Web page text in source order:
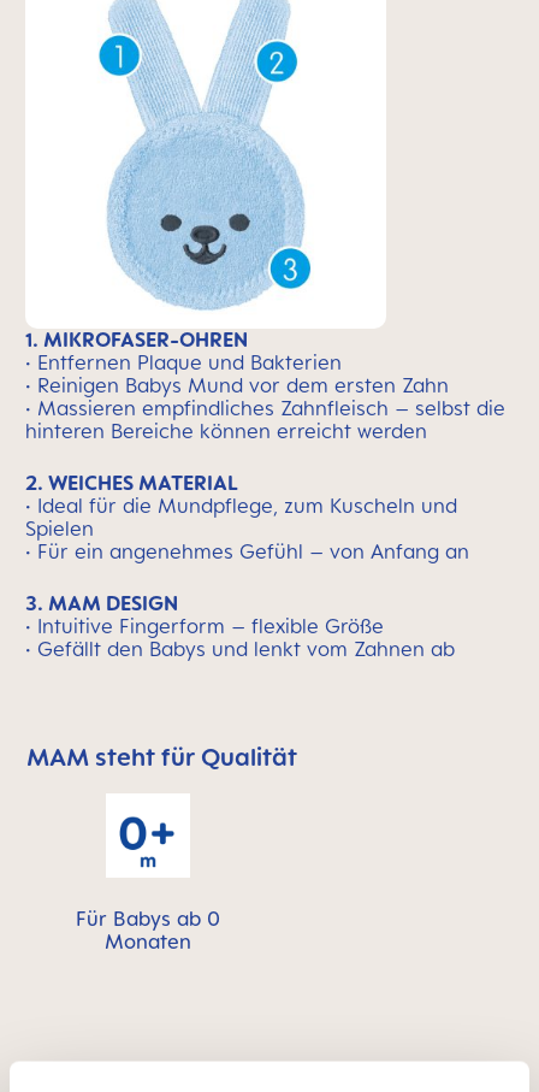
1. MIKROFASER-OHREN
• Entfernen Plaque und Bakterien
• Reinigen Babys Mund vor dem ersten Zahn
• Massieren empfindliches Zahnfleisch – selbst die
hinteren Bereiche können erreicht werden
2. WEICHES MATERIAL
• Ideal für die Mundpflege, zum Kuscheln und
Spielen
• Für ein angenehmes Gefühl – von Anfang an
3. MAM DESIGN
• Intuitive Fingerform – flexible Größe
• Gefällt den Babys und lenkt vom Zahnen ab
MAM überspringen bedeutet Qualitätssymbolleiste
MAM steht für Qualität
Für Babys ab 0
Monaten